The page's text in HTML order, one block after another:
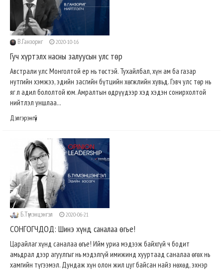
В.Ганзориг 2020-10-16
Гуч хүртэлх насны залуусын улс төр
Австрали улс Монголтой ер нь төстэй. Тухайлбал, хүн ам ба газар
нутгийн хэмжээ, эдийн засгийн бүтцийн хөгжлийн хувьд. Гэвч улс төр нь
яг л адил бололтой юм. Амралтын өдрүүдээр хэд хэдэн сонирхолтой
нийтлэл уншлаа...
Дэлгэрэнгүй
Б.Түмэнцэнгэл 2020-06-21
СОНГОГЧДОД: Шинэ хүнд саналаа өгье!
Царайлаг хүнд саналаа өгье! Ийм уриа мэдээж байхгүй ч бодит
амьдрал дээр агуулгыг нь мэдэлгүй имижинд хууртаад саналаа өгөх нь
хамгийн түгээмэл. Дундаж хүн олон жил цуг байсан найз нѳхѳд, эхнэр